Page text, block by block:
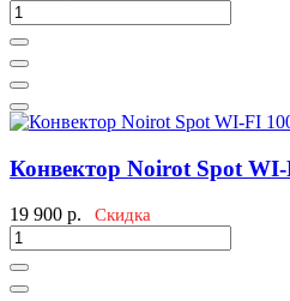
Конвектор Noirot Spot
19 900 р. Скидка